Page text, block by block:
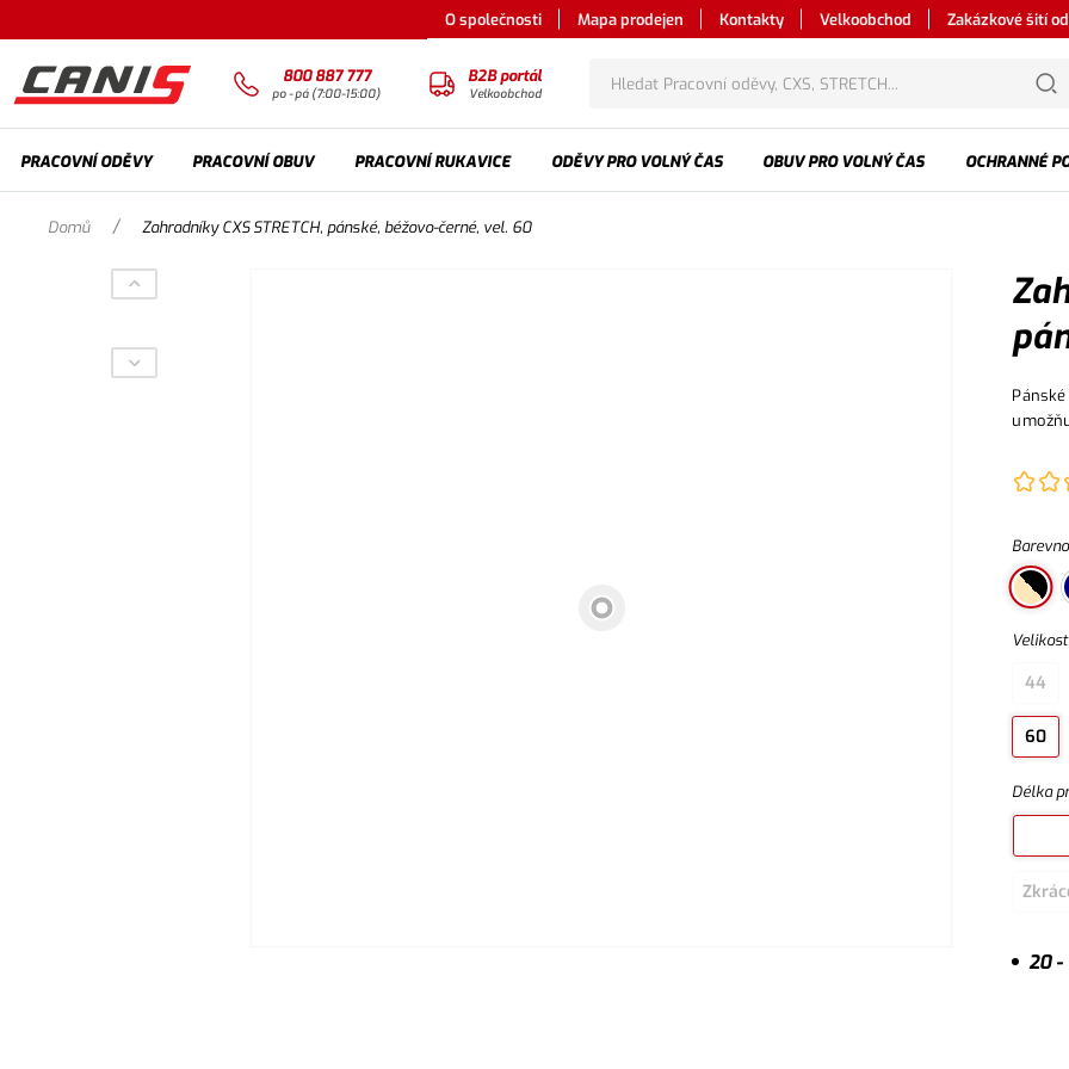
O společnosti Mapa prodejen Kontakty Velkoobchod Zakázkové šití
800 887 777
po - pá (7:00-15:00)
B2B portál
Velkoobchod
PRACOVNÍ ODĚVY PRACOVNÍ OBUV PRACOVNÍ RUKAVICE ODĚVY PRO VOLNÝ ČAS OBUV PRO VOLNÝ ČAS OCHRANNÉ
Domů / Zahradníky CXS STRETCH, pánské, béžovo-černé, vel. 60
Velikost
44
60
Délka
20 -